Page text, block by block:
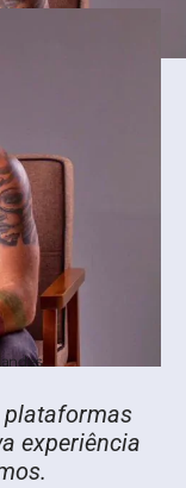
plataformas
experiência